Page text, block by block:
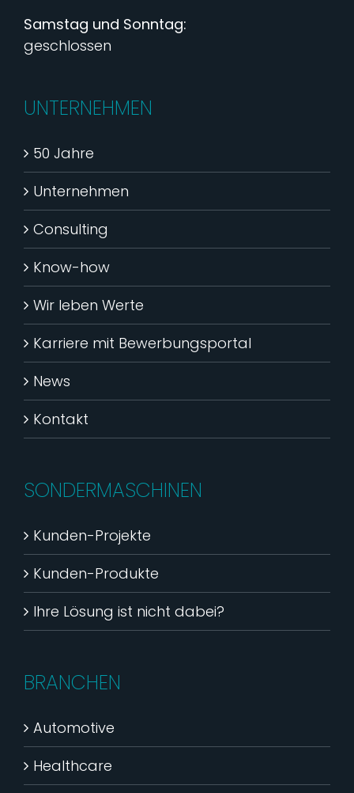
Samstag und Sonntag:
geschlossen
UNTERNEHMEN
50 Jahre
Unternehmen
Consulting
Know-how
Wir leben Werte
Karriere mit Bewerbungsportal
News
Kontakt
SONDERMASCHINEN
Kunden-Projekte
Kunden-Produkte
Ihre Lösung ist nicht dabei?
BRANCHEN
Automotive
Healthcare